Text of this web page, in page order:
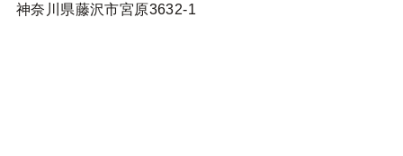
神奈川県藤沢市宮原3632-1